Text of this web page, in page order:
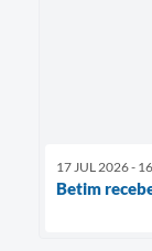
17 JUL 2026 -
Betim